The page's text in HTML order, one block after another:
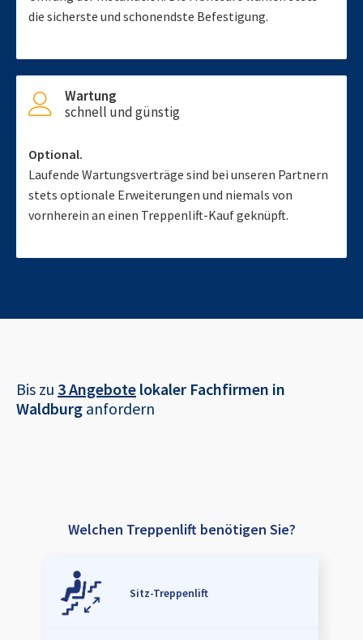
die sicherste und schonendste Befestigung.
Wartung
schnell und günstig
Optional.
Laufende Wartungsverträge sind bei unseren Partnern
stets optionale Erweiterungen und niemals von
vornherein an einen Treppenlift-Kauf geknüpft.
Bis zu 3 Angebote lokaler Fachfirmen in
Waldburg anfordern
Welchen Treppenlift benötigen Sie?
Sitz-Treppenlift